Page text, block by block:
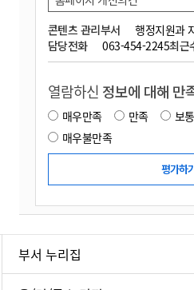
콘텐츠 관리부서
행정지원과
담당전화
063-454-2245최근
열람하신 정보에 대해 만
매우만족 만족 보통
매우불만족
부서 누리집